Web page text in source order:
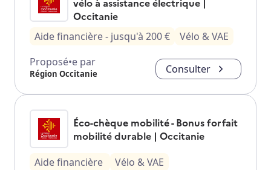
Occitanie
Aide financière- jusqu'à 200€
Vélo & VAE
Proposé•e par
Région Occitanie Consulter
Éco-chèque mobilité - Bonus forfait
mobilité durable | Occitanie
Aide financière
Vélo & VAE